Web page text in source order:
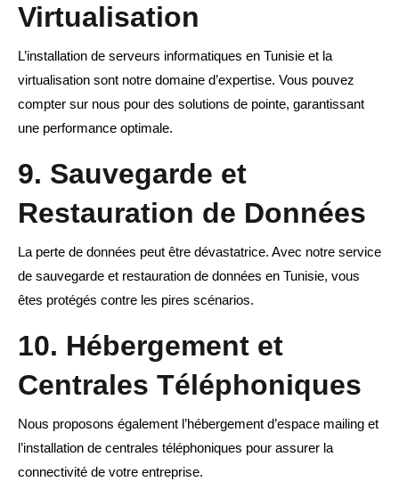
Virtualisation
L’installation de serveurs informatiques en Tunisie et la
virtualisation sont notre domaine d’expertise. Vous pouvez
compter sur nous pour des solutions de pointe, garantissant
une performance optimale.
9. Sauvegarde et
Restauration de Données
La perte de données peut être dévastatrice. Avec notre service
de sauvegarde et restauration de données en Tunisie, vous
êtes protégés contre les pires scénarios.
10. Hébergement et
Centrales Téléphoniques
Nous proposons également l’hébergement d’espace mailing et
l’installation de centrales téléphoniques pour assurer la
connectivité de votre entreprise.